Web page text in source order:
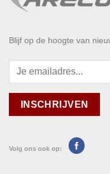
Blijf op de hoogte van
Volg ons ook op: